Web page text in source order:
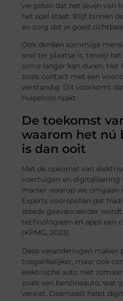
vergeten dat het leven van
het spel staat. Blijf binnen
en zorg dat je goed
Ook denken sommige
snel ter plaatse is, terwijl
soms langer kan duren. Het
zoals contact met een
verstandig. Dit voorkomt
hulpeloos raakt.
De toekomst
waarom het nú
is dan ooit
Met de opkomst van
voertuigen en digitalisering
manier waarop we omgaan
Experts voorspellen dat
steeds geavanceerder
technologieën en apps een
(KPMG, 2023).
Deze veranderingen maken
toegankelijker, maar ook
elektrische auto niet
zoals een benzineauto, wat
vereist. Daarnaast helpt